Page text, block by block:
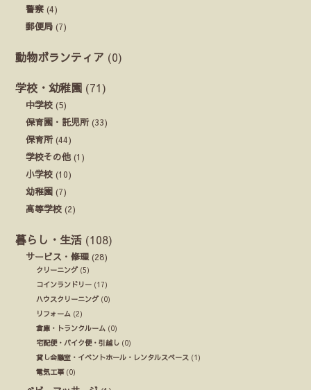
警察 (4)
郵便局 (7)
動物ボランティア (0)
学校・幼稚園 (71)
中学校 (5)
保育園・託児所(33)
保育所(44)
学校その他 (1)
小学校 (10)
幼稚園 (7)
高等学校 (2)
暮らし・生活 (108)
サービス・修理 (28)
クリーニング(5)
コインランドリー (17)
ハウスクリーニング(0)
リフォーム (2)
倉庫・トランクルーム (0)
宅配便・バイク便・引越し (0)
貸し会議室・イベントホール・レンタルスペース (1)
電気工事(0)